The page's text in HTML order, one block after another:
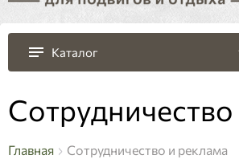
Каталог
Главная Сотрудничество и реклама